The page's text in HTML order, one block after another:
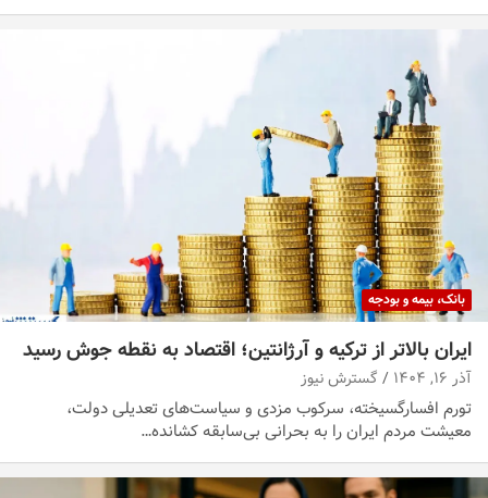
بانک، بیمه و بودجه
ایران بالاتر از ترکیه و آرژانتین؛ اقتصاد به نقطه جوش رسید
آذر ۱۶, ۱۴۰۴ گسترش نیوز
تورم افسارگسیخته، سرکوب مزدی و سیاست‌های تعدیلی دولت،
معیشت مردم ایران را به بحرانی بی‌سابقه کشانده…